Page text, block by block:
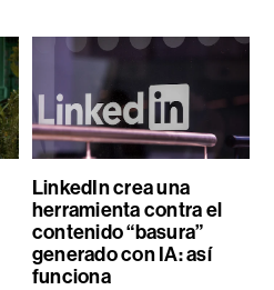
LinkedIn crea una
herramienta contra el
contenido “basura”
generado con IA: así
funciona